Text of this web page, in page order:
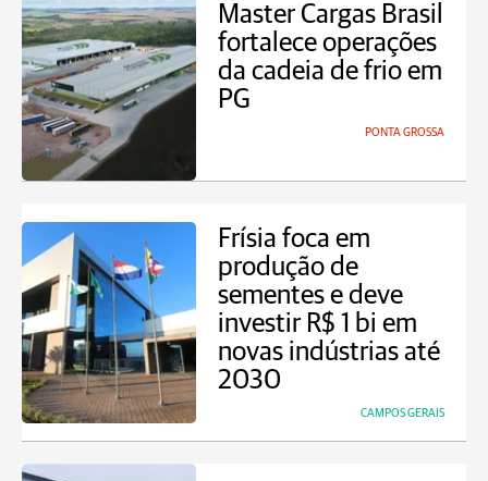
Master Cargas Brasil
fortalece operações
da cadeia de frio em
PG
PONTA GROSSA
Frísia foca em
produção de
sementes e deve
investir R$ 1 bi em
novas indústrias até
2030
CAMPOS GERAIS